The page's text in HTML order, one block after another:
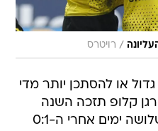
/ רויטרס
או להסתכן יותר מדי
קלופ תזכה השנה
באליפות שנייה ברציפות. שלושה ימים אחרי ה-0:1